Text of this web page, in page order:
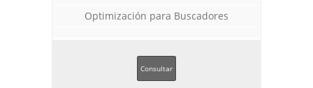
Optimización para Buscadores
Consultar